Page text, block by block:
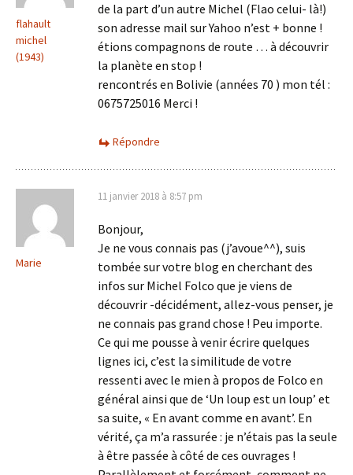
flahault
michel
(1943)
de la part d’un autre Michel (Flao celui- là!)
son adresse mail sur Yahoo n’est + bonne !
étions compagnons de route … à découvrir
la planète en stop !
rencontrés en Bolivie (années 70 ) mon tél :
0675725016 Merci !
Répondre
Marie
11 janvier 2018 à 8:57 pm
Bonjour,
Je ne vous connais pas (j’avoue^^), suis
tombée sur votre blog en cherchant des
infos sur Michel Folco que je viens de
découvrir -décidément, allez-vous penser, je
ne connais pas grand chose ! Peu importe.
Ce qui me pousse à venir écrire quelques
lignes ici, c’est la similitude de votre
ressenti avec le mien à propos de Folco en
général ainsi que de ‘Un loup est un loup’ et
sa suite, « En avant comme en avant’. En
vérité, ça m’a rassurée : je n’étais pas la seule
à être passée à côté de ces ouvrages !